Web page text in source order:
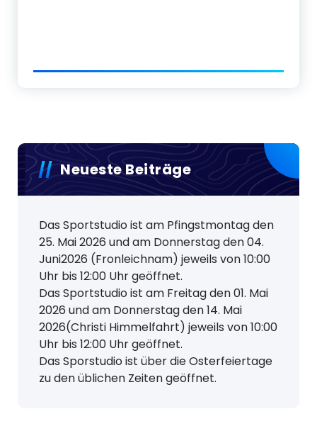
Neueste Beiträge
Das Sportstudio ist am Pfingstmontag den
25. Mai 2026 und am Donnerstag den 04.
Juni2026 (Fronleichnam) jeweils von 10:00
Uhr bis 12:00 Uhr geöffnet.
Das Sportstudio ist am Freitag den 01. Mai
2026 und am Donnerstag den 14. Mai
2026(Christi Himmelfahrt) jeweils von 10:00
Uhr bis 12:00 Uhr geöffnet.
Das Sporstudio ist über die Osterfeiertage
zu den üblichen Zeiten geöffnet.